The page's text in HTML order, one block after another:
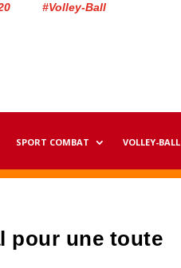
#Volley-Ball
SPORT COMBAT VOLLEY-BALL
pour une toute